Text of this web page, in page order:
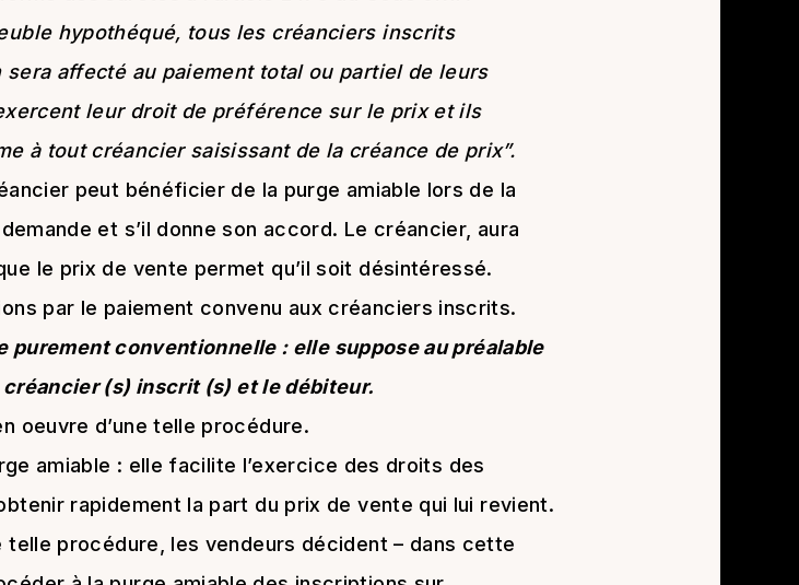
hypothéqué, tous les créanciers inscrits
affecté au paiement total ou partiel de leurs
leur droit de préférence sur le prix et ils
à tout créancier saisissant de la créance de prix”.
peut bénéficier de la purge amiable lors de la
et s’il donne son accord. Le créancier, aura
le prix de vente permet qu’il soit désintéressé.
par le paiement convenu aux créanciers inscrits.
conventionnelle : elle suppose au préalable
(s) inscrit (s) et le débiteur.
oeuvre d’une telle procédure.
amiable : elle facilite l’exercice des droits des
rapidement la part du prix de vente qui lui revient.
telle procédure, les vendeurs décident – dans cette